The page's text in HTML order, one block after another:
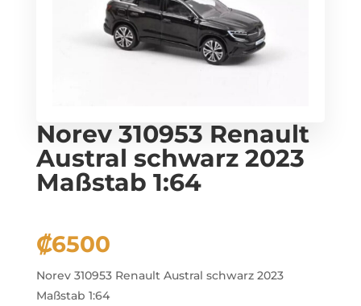
Norev 310953 Renault
Austral schwarz 2023
Maßstab 1:64
₡6500
Norev 310953 Renault Austral schwarz 2023
Maßstab 1:64